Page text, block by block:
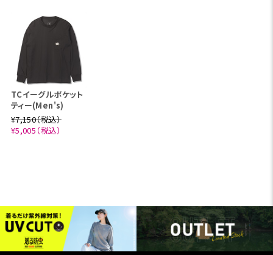
TCイーグルポケット
ティー(Men's)
¥7,150（税込）
¥5,005（税込）